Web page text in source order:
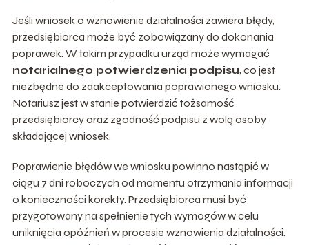
Jeśli wniosek o wznowienie działalności zawiera błędy,
przedsiębiorca może być zobowiązany do dokonania
poprawek. W takim przypadku urząd może wymagać
notarialnego potwierdzenia podpisu, co jest
niezbędne do zaakceptowania poprawionego wniosku.
Notariusz jest w stanie potwierdzić tożsamość
przedsiębiorcy oraz zgodność podpisu z wolą osoby
składającej wniosek.
Poprawienie błędów we wniosku powinno nastąpić w
ciągu 7 dni roboczych od momentu otrzymania informacji
o konieczności korekty. Przedsiębiorca musi być
przygotowany na spełnienie tych wymogów w celu
uniknięcia opóźnień w procesie wznowienia działalności.